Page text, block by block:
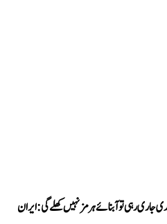
جاری رہی تو آبنائے ہرمز نہیں کھلے گی: ایران